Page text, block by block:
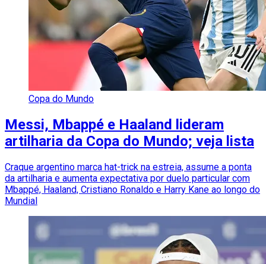
Copa do Mundo
Messi, Mbappé e Haaland lideram
artilharia da Copa do Mundo; veja lista
Craque argentino marca hat-trick na estreia, assume a ponta
da artilharia e aumenta expectativa por duelo particular com
Mbappé, Haaland, Cristiano Ronaldo e Harry Kane ao longo do
Mundial